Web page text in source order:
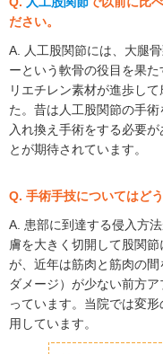
ださい。
A. 人工股関節には、大腿
ーという軟骨の役目を果
リエチレン素材が進歩し
た。昔は人工股関節の手術
入れ換え手術をする必要
とが期待されています。
Q. 手術手技についてはど
A. 患部に到達する侵入方
膚を大きく切開して股関
が、近年は筋肉と筋肉の
ダメージ）が少ない前方
っています。当院では変
用しています。